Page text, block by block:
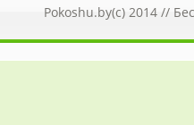
Pokoshu.by(c) 2014 //